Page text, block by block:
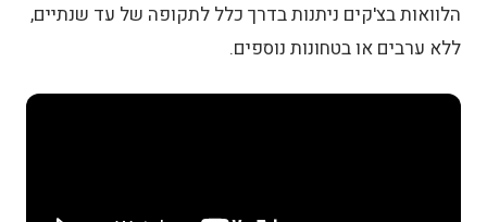
הלוואות בצ'קים ניתנות בדרך כלל לתקופה של עד שנתיים,
ללא ערבים או בטחונות נוספים.